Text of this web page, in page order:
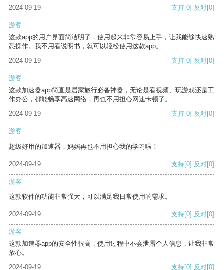
2024-09-19 支持[0] 反对[0]
游客
这款app的用户界面简洁明了，使用起来非常容易上手，让我能够快速熟
悉操作。我不用看说明书，就可以轻松使用这款app。
2024-09-19
支持[0] 反对[0]
游客
这款加速器app简直是居家旅行必备神器，无论是看视频、玩游戏还是工
作办公，都能畅享高速网络，再也不用担心网速卡顿了。
2024-09-19
支持[0] 反对[0]
游客
超级好用的加速器，妈妈再也不用担心我的学习啦！
2024-09-19 支持[0] 反对[0]
游客
这款软件的功能非常强大，可以满足我日常使用的需求。
2024-09-19 支持[0] 反对[0]
游客
这款加速器app的安全性很高，使用过程中不会泄露个人信息，让我非常
放心。
2024-09-19
支持[0] 反对[0]